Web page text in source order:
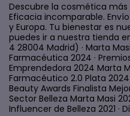
Descubre la cosmética más
Eficacia incomparable.
y Europa. Tu bienestar es
puedes ir a nuestra tienda
4 28004 Madrid) · Marta
Farmacéutica 2024 ·
Emprendedora 2024 Marta
Farmacéutico 2.0 Plata
Beauty Awards Finalista
Sector Belleza Marta Masi
Influencer de Belleza 2021 ·